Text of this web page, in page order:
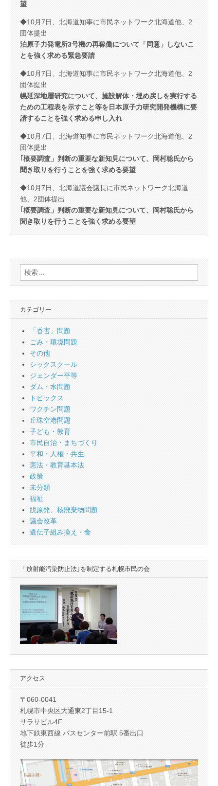
望
◆10月7日、北海道知事に市民ネットワーク北海道他、2
団体提出
泊原子力発電所3号機の再稼働について「同意」しないこ
とを強く求める緊急要請
◆10月7日、北海道知事に市民ネットワーク北海道他、2
団体提出
幌延深地層研究について、施設解体・埋め戻しを実行する
ための工程表を示すこと等を日本原子力研究開発機構に要
請することを強く求める申し入れ
◆10月7日、北海道知事に市民ネットワーク北海道他、2
団体提出
｢概要調査」判断の重要な新知見について、岡村聡氏から
聞き取りを行うことを強く求める要望
◆10月7日、北海道議会議長に市民ネットワーク北海道
他、2団体提出
｢概要調査」判断の重要な新知見について、岡村聡氏から
聞き取りを行うことを強く求める要望
検
索:
カテゴリー
「香害」問題
ごみ・環境問題
その他
シックスクール
ジェンダー平等
ダム・水問題
トピックス
ワクチン問題
丘珠空港問題
子ども・教育
市民自治・まちづくり
平和・人権・共生
憲法・教育基本法
政策
未分類
福祉
脱原発、核廃棄物問題
議会改革
遺伝子組み換え・食
「放射能汚染防止法｣を制定する札幌市民の会
アクセス
〒060-0041
札幌市中央区大通東2丁目15-1
サラサビル4F
地下鉄東西線 バスセンター前駅 5番出口
徒歩1分